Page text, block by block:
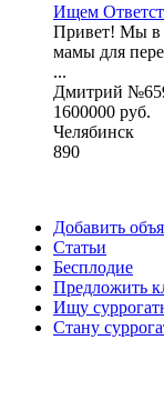
Ищем
Привет! Мы в
мамы для
...
Дмитрий
1600000 руб.
Челябинск
890
Добавить
Статьи
Бесплодие
Предложить
Ищу
Стану